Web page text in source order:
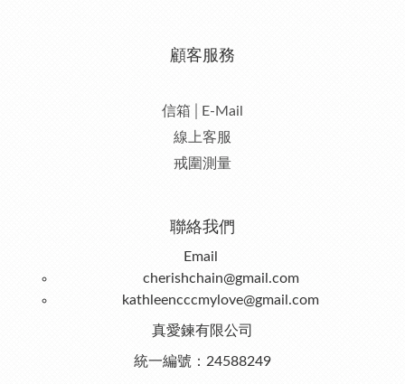
顧客服務
信箱│E-Mail
線上客服
戒圍測量
聯絡我們
Email
cherishchain@gmail.com
kathleencccmylove@gmail.com
真愛鍊有限公司
統一編號：24588249